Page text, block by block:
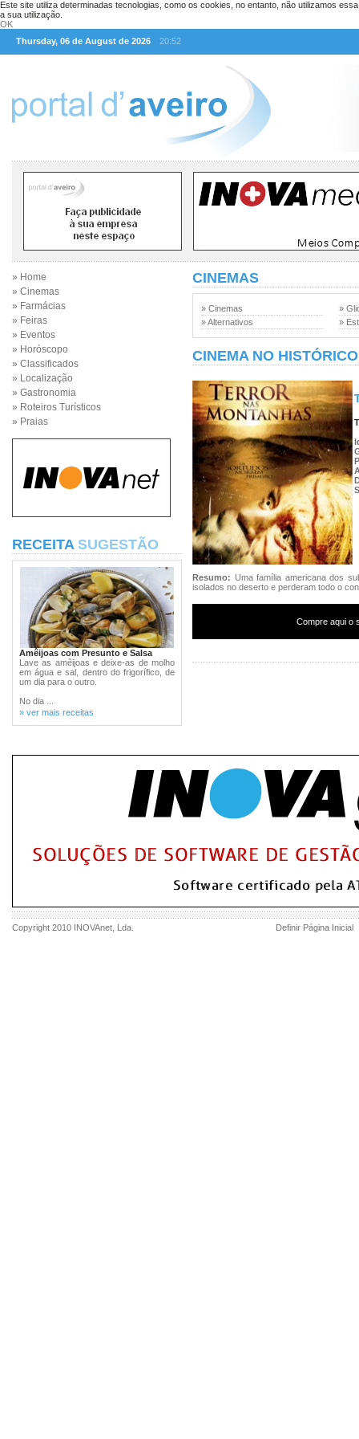
Este site utiliza determinadas tecnologias, como os cookies, no entanto, não utilizamos
a sua utilização.
OK
Thursday, 06 de August de 2026
20:52
» Home
» Cinemas
» Farmácias
» Feiras
» Eventos
» Horóscopo
» Classificados
» Localização
» Gastronomia
» Roteiros Turísticos
» Praias
RECEITA SUGESTÃO
Amêijoas com Presunto e Salsa
Lave as amêijoas e deixe-as de molho
em água e sal, dentro do frigorífico, de
um dia para o outro.
No dia ...
» ver mais receitas
CINEMAS
» Cinemas
» Alternativos
»
»
CINEMA NO HISTÓRICO
Resumo: Uma família americana dos
isolados no deserto e perderam todo o
Compre aqui o
Copyright 2010 INOVAnet , Lda. Definir Página Inicial